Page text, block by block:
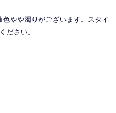
やや濁りがございます。スタイ
ださい。